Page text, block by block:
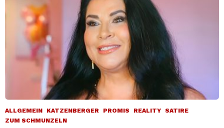
ALLGEMEIN KATZENBERGER PROMIS REALITY SATIRE
ZUM SCHMUNZELN